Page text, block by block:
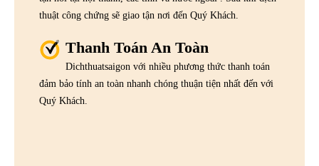
thuật công chứng sẽ giao tận nơi đến Quý Khách.
Thanh Toán An Toàn
Dichthuatsaigon với nhiều phương thức thanh toán
đảm bảo tính an toàn nhanh chóng thuận tiện nhất đến với
Quý Khách.